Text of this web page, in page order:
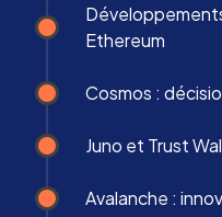
Ethereum
Cosmos :
Juno et Trust
Avalanche :